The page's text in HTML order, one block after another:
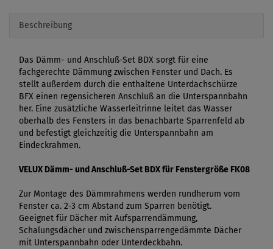
Beschreibung
Das Dämm- und Anschluß-Set BDX sorgt für eine
fachgerechte Dämmung zwischen Fenster und Dach. Es
stellt außerdem durch die enthaltene Unterdachschürze
BFX einen regensicheren Anschluß an die Unterspannbahn
her. Eine zusätzliche Wasserleitrinne leitet das Wasser
oberhalb des Fensters in das benachbarte Sparrenfeld ab
und befestigt gleichzeitig die Unterspannbahn am
Eindeckrahmen.
VELUX Dämm- und Anschluß-Set BDX für Fenstergröße FK08
Zur Montage des Dämmrahmens werden rundherum vom
Fenster ca. 2-3 cm Abstand zum Sparren benötigt.
Geeignet für Dächer mit Aufsparrendämmung,
Schalungsdächer und zwischensparrengedämmte Dächer
mit Unterspannbahn oder Unterdeckbahn.